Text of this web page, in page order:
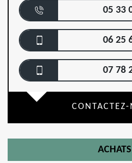
05 33
06 25
07 78
CONTACTEZ-
ACHATS